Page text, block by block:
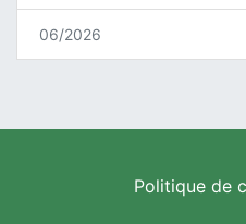
06/2026
Politique de